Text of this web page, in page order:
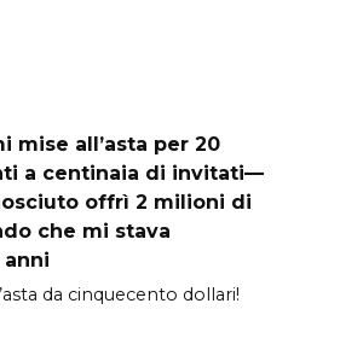
mise all’asta per 20
a centinaia di invitati—
offrì 2 milioni di
che mi stava
da cinquecento dollari!